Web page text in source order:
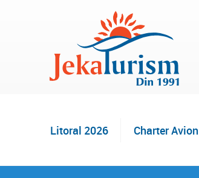
Litoral 2026 Charter Avion